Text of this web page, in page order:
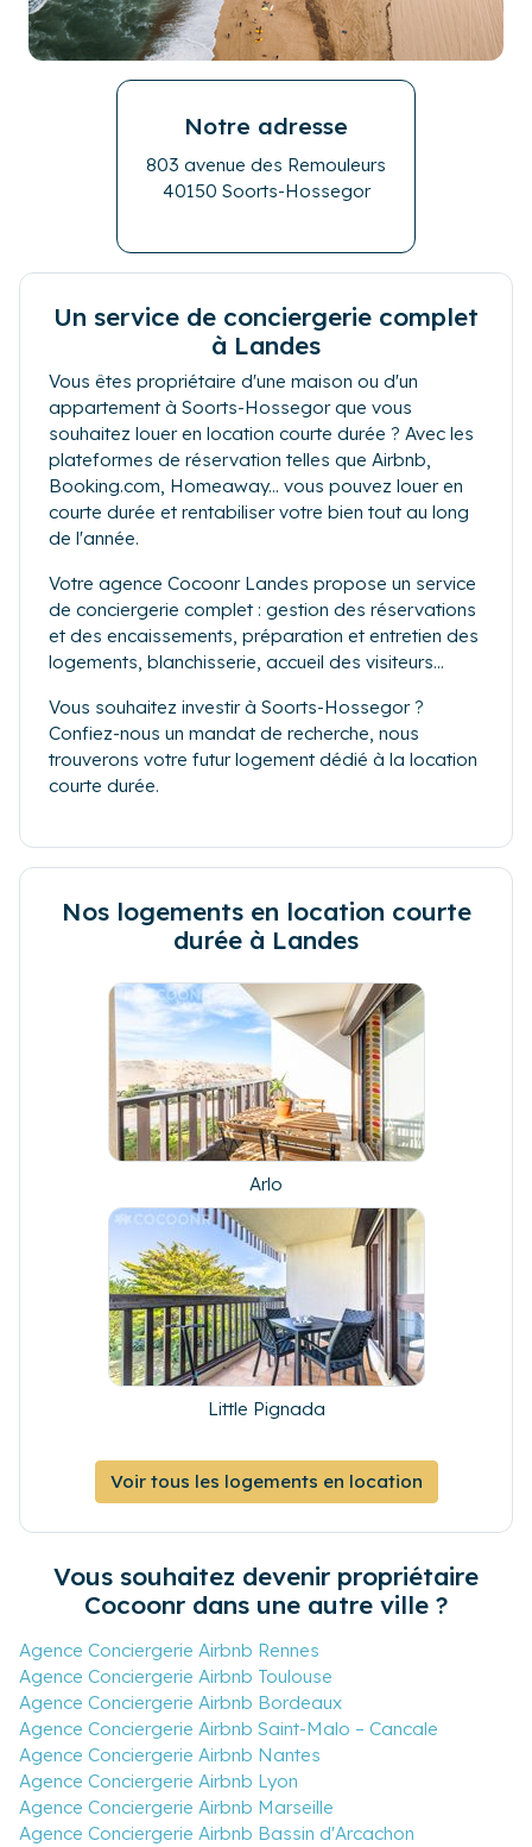
Notre adresse
803 avenue des Remouleurs
40150 Soorts-Hossegor
Un service de conciergerie complet
à Landes
Vous êtes propriétaire d'une maison ou d'un
appartement à Soorts-Hossegor que vous
souhaitez louer en location courte durée ? Avec les
plateformes de réservation telles que Airbnb,
Booking.com, Homeaway... vous pouvez louer en
courte durée et rentabiliser votre bien tout au long
de l'année.
Votre agence Cocoonr Landes propose un service
de conciergerie complet : gestion des réservations
et des encaissements, préparation et entretien des
logements, blanchisserie, accueil des visiteurs...
Vous souhaitez investir à Soorts-Hossegor ?
Confiez-nous un mandat de recherche, nous
trouverons votre futur logement dédié à la location
courte durée.
Nos logements en location courte
durée à Landes
Arlo
Little Pignada
Voir tous les logements en location
Vous souhaitez devenir propriétaire
Cocoonr dans une autre ville ?
Agence Conciergerie Airbnb Rennes
Agence Conciergerie Airbnb Toulouse
Agence Conciergerie Airbnb Bordeaux
Agence Conciergerie Airbnb Saint-Malo – Cancale
Agence Conciergerie Airbnb Nantes
Agence Conciergerie Airbnb Lyon
Agence Conciergerie Airbnb Marseille
Agence Conciergerie Airbnb Bassin d'Arcachon